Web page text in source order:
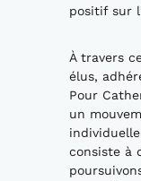
positif sur
À travers
élus,
Pour
un
consiste à